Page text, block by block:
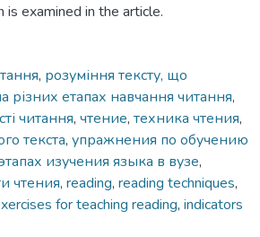
examined in the article.
, розуміння тексту, що
різних етапах навчання читання,
читання, чтение, техника чтения,
текста, упражнения по обучению
изучения языка в вузе,
чтения, reading, reading techniques,
for teaching reading, indicators